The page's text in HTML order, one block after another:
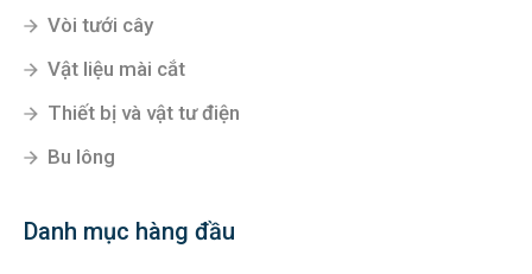
Vòi tưới cây
Vật liệu mài cắt
Thiết bị và vật tư điện
Bu lông
Danh mục hàng đầu